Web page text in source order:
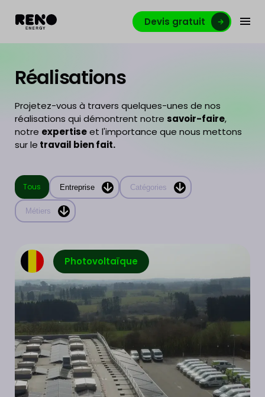
Devis gratuit
Réalisations
Projetez-vous à travers quelques-unes de nos
réalisations qui démontrent notre savoir-faire,
notre expertiseet l'importance que nous mettons
sur le travail bien fait.
Tous Entreprise Catégories
Métiers
Photovoltaïque